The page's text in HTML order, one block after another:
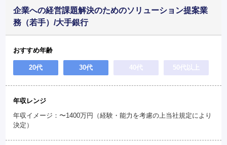
企業への経営課題解決のためのソリューション提案業
務（若手）/大手銀行
おすすめ年齢
20代 30代 40代 50代以上
年収レンジ
年収イメージ：〜1400万円（経験・能力を考慮の上当社規定により
決定）